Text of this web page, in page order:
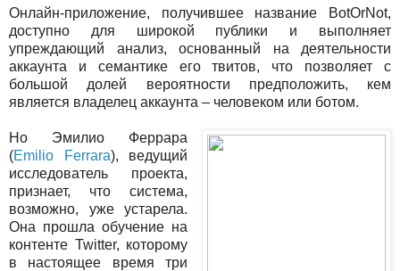
Онлайн-приложение, получившее название BotOrNot,
доступно для широкой публики и выполняет
упреждающий анализ, основанный на деятельности
аккаунта и семантике его твитов, что позволяет с
большой долей вероятности предположить, кем
является владелец аккаунта – человеком или ботом.
Но Эмилио Феррара
(Emilio Ferrara), ведущий
исследователь проекта,
признает, что система,
возможно, уже устарела.
Она прошла обучение на
контенте Twitter, которому
в настоящее время три